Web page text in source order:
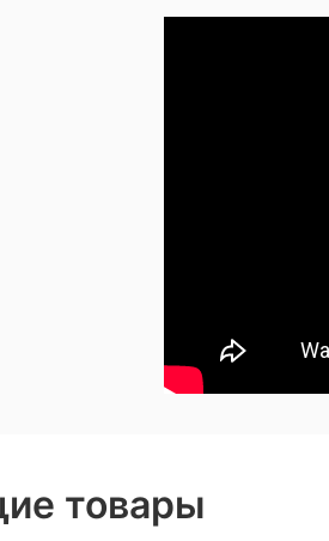
товары